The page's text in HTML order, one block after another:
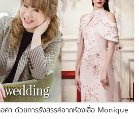
ค่า ด้วยการรังสรรค์จากห้องเสื้อ Monique